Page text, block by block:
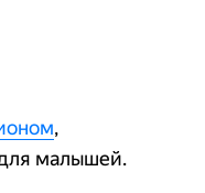
,
малышей.